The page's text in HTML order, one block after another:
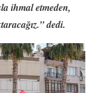
ihmal etmeden,
dedi.